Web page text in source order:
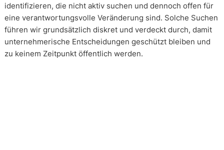
identifizieren, die nicht aktiv suchen und dennoch offen für
eine verantwortungsvolle Veränderung sind. Solche Suchen
führen wir grundsätzlich diskret und verdeckt durch, damit
unternehmerische Entscheidungen geschützt bleiben und
zu keinem Zeitpunkt öffentlich werden.